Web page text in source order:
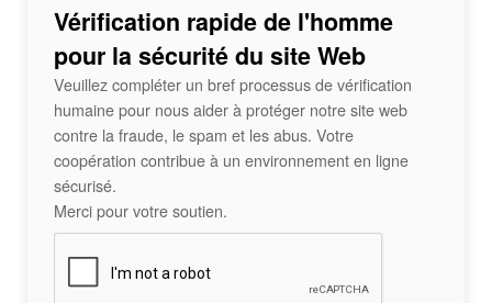
Vérification rapide de l'homme
pour la sécurité du site Web
Veuillez compléter un bref processus de vérification
humaine pour nous aider à protéger notre site web
contre la fraude, le spam et les abus. Votre
coopération contribue à un environnement en ligne
sécurisé.
Merci pour votre soutien.